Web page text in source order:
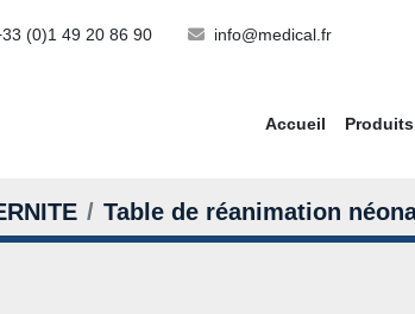
(0)1 49 20 86 90 info@medical.fr
Accueil Produits
Table de réanimation